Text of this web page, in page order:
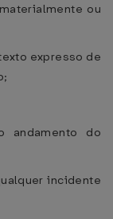
ou
expresso de
andamento do
incidente